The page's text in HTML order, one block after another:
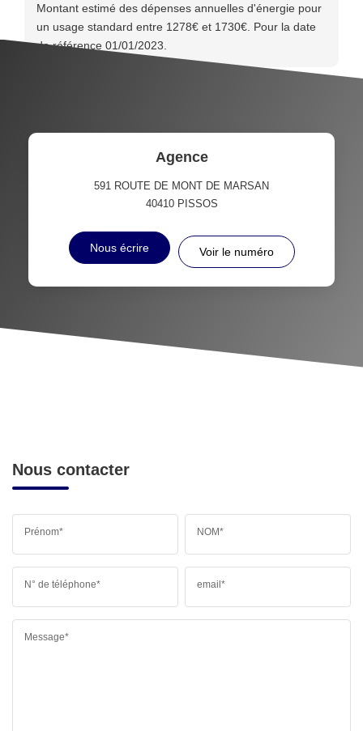
Montant estimé des dépenses annuelles d'énergie pour
un usage standard entre 1278€ et 1730€. Pour la date
de référence 01/01/2023.
Agence
591 ROUTE DE MONT DE MARSAN
40410 PISSOS
Nous écrire Voir le numéro
Nous contacter
Prénom* NOM*
N° de téléphone* email*
Message*